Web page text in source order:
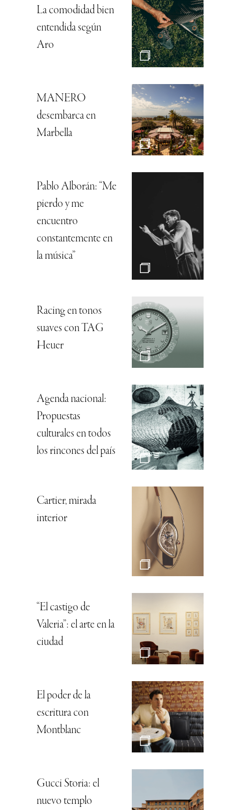
La comodidad bien
entendida según
Aro
MANERO
desembarca en
Marbella
Pablo Alborán: “Me
pierdo y me
encuentro
constantemente en
la música”
Racing en tonos
suaves con TAG
Heuer
Agenda nacional:
Propuestas
culturales en todos
los rincones del país
Cartier, mirada
interior
“El castigo de
Valeria”: el arte en la
ciudad
El poder de la
escritura con
Montblanc
Gucci Storia: el
nuevo templo